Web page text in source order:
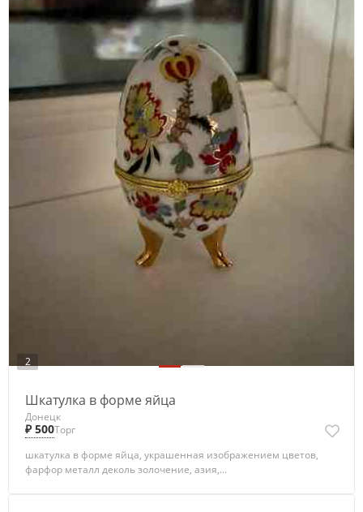
2
Шкатулка в форме яйца
Донецк
₽ 500Торг
шкатулка в форме яйца, украшенная изображением цветов,
фарфор металл деколь золочение, азия,...